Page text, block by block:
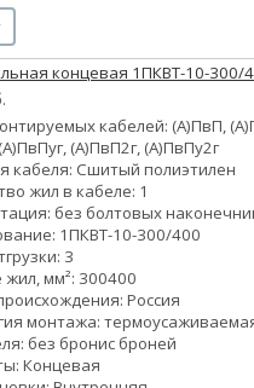
концевая 1ПКВТ-10-300/
кабелей: (А)ПвП,
(А)ПвП2г, (А)ПвПу2г
кабеля: Сшитый полиэтилен
жил в кабеле: 1
без болтовых
1ПКВТ-10-300/400
3
мм²: 300400
Россия
монтажа:
без бронис броней
Концевая